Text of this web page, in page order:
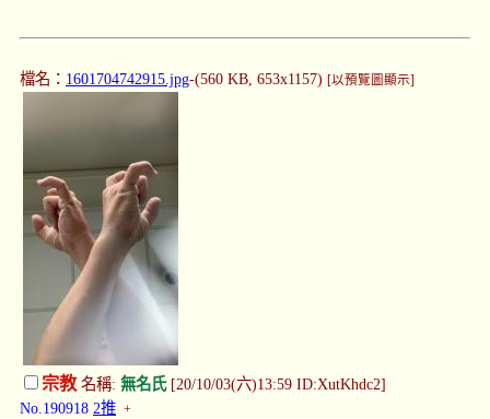
檔名： 1601704742915.jpg-(560 KB, 653x1157) [以預覽圖顯示]
宗教名稱: 無名氏[20/10/03(六)13:59 ID:XutKhdc2]
No.190918 2推 +